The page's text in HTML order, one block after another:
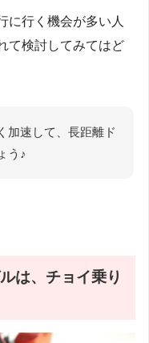
に行く機会が多い人
て検討してみてはど
加速して、長距離ド
う♪
は、チョイ乗り